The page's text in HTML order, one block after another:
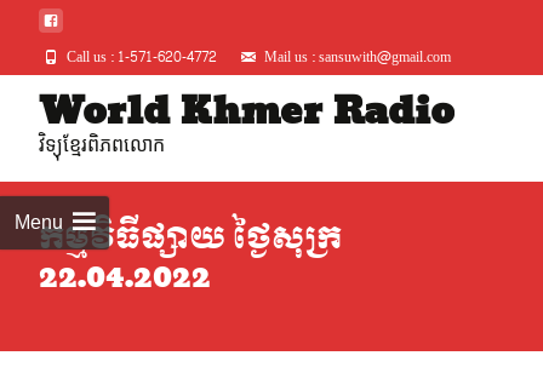
Call us : 1-571-620-4772 Mail us : sansuwith@gmail.com
World Khmer Radio
វិទ្យុខ្មែរពិភពលោក
Menuកម្មវិធីផ្សាយ ថ្ងៃសុក្រ
22.04.2022